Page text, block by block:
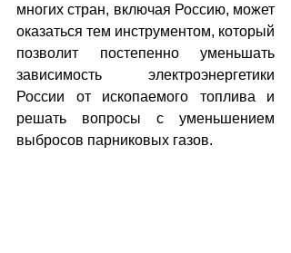
многих стран, включая Россию, может
оказаться тем инструментом, который
позволит постепенно уменьшать
зависимость электроэнергетики
России от ископаемого топлива и
решать вопросы с уменьшением
выбросов парниковых газов.